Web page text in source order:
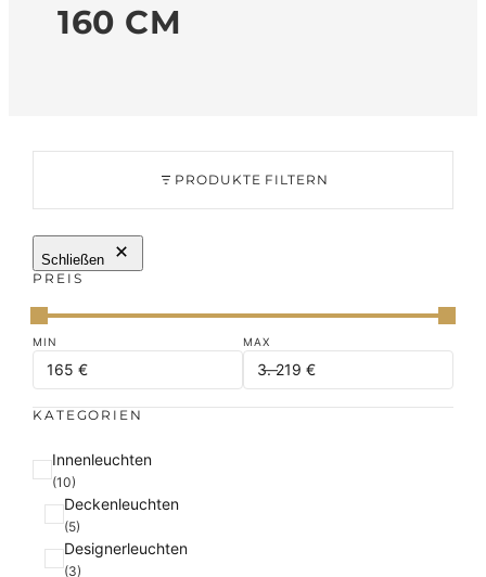
160 CM
PRODUKTE FILTERN
Schließen
PREIS
KATEGORIEN
K
a
Innenleuchten
(10)
Deckenleuchten
(5)
Designerleuchten
(3)